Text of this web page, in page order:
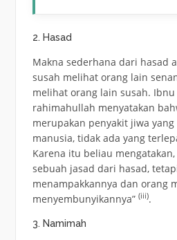
2. Hasad
Makna sederhana dari hasad
susah melihat orang lain
melihat orang lain susah. Ibnu
rahimahullah menyatakan
merupakan penyakit jiwa
manusia, tidak ada yang
Karena itu beliau mengatakan,
sebuah jasad dari hasad,
menampakkannya dan orang
menyembunyikannya” (iii).
3. Namimah